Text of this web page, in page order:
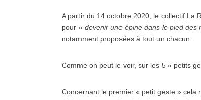
A partir du 14 octobre 2020, le collectif La
pour « devenir une épine dans le pied des
notamment proposées à tout un chacun.
Comme on peut le voir, sur les 5 « petits
Concernant le premier « petit geste » cela